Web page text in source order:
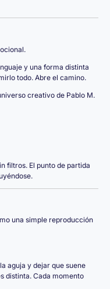
y una forma distinta
todo. Abre el camino.
creativo de Pablo M.
filtros. El punto de partida
una simple reproducción
aguja y dejar que suene
distinta. Cada momento